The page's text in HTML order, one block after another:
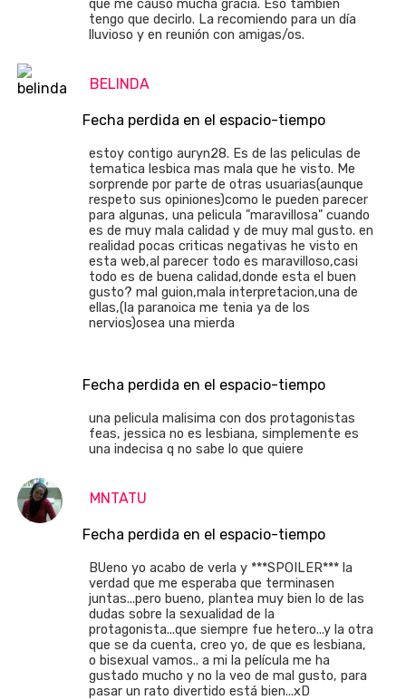
que me causo mucha gracia. Eso tambien
tengo que decirlo. La recomiendo para un día
lluvioso y en reunión con amigas/os.
BELINDA
Fecha perdida en el espacio-tiempo
estoy contigo auryn28. Es de las peliculas de
tematica lesbica mas mala que he visto. Me
sorprende por parte de otras usuarias(aunque
respeto sus opiniones)como le pueden parecer
para algunas, una pelicula "maravillosa" cuando
es de muy mala calidad y de muy mal gusto. en
realidad pocas criticas negativas he visto en
esta web,al parecer todo es maravilloso,casi
todo es de buena calidad,donde esta el buen
gusto? mal guion,mala interpretacion,una de
ellas,(la paranoica me tenia ya de los
nervios)osea una mierda
Fecha perdida en el espacio-tiempo
una pelicula malisima con dos protagonistas
feas, jessica no es lesbiana, simplemente es
una indecisa q no sabe lo que quiere
MNTATU
Fecha perdida en el espacio-tiempo
BUeno yo acabo de verla y ***SPOILER*** la
verdad que me esperaba que terminasen
juntas...pero bueno, plantea muy bien lo de las
dudas sobre la sexualidad de la
protagonista...que siempre fue hetero...y la otra
que se da cuenta, creo yo, de que es lesbiana,
o bisexual vamos.. a mi la película me ha
gustado mucho y no la veo de mal gusto, para
pasar un rato divertido está bien...xD